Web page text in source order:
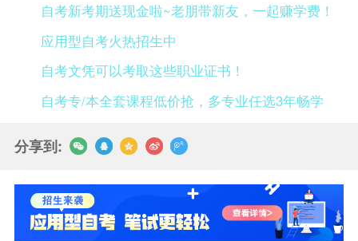
自考新考期送现金啦~老朋带新友，一起赚学费！
应用型自考火热招生中
自考文凭可以考取这些职业证书！
自考专/本全套课程低价抢，多专业任选3年畅学
分享到: